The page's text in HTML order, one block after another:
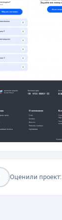
Оценили проект: